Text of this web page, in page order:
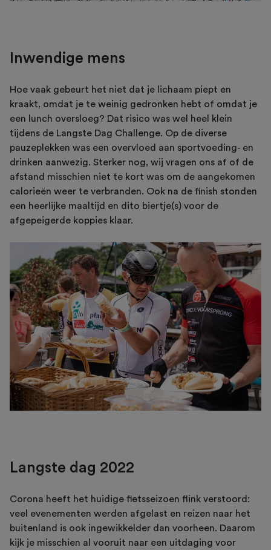
Inwendige mens
Hoe vaak gebeurt het niet dat je lichaam piept en
kraakt, omdat je te weinig gedronken hebt of omdat je
een lunch oversloeg? Dat risico was wel heel klein
tijdens de Langste Dag Challenge. Op de diverse
pauzeplekken was een overvloed aan sportvoeding- en
drinken aanwezig. Sterker nog, wij vragen ons af of de
afstand misschien niet te kort was om de aangekomen
calorieën weer te verbranden. Ook na de finish stonden
een heerlijke maaltijd en dito biertje(s) voor de
afgepeigerde koppies klaar.
Langste dag 2022
Corona heeft het huidige fietsseizoen flink verstoord:
veel evenementen werden afgelast en reizen naar het
buitenland is ook ingewikkelder dan voorheen. Daarom
kijk je misschien al vooruit naar een uitdaging voor